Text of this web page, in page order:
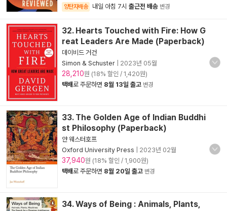
양탄자배송 내일 아침 7시 출근전 배송 변경
32. Hearts Touched with Fire: How G
reat Leaders Are Made (Paperback)
데이비드 거건
Simon & Schuster
2023년 05월
28,210원 (18% 할인 / 1,420원)
택배로 주문하면 8월 13일 출고 변경
33. The Golden Age of Indian Buddhi
st Philosophy (Paperback)
얀 웨스터호프
Oxford University Press
2023년 02월
37,940원 (18% 할인 / 1,900원)
택배로 주문하면 8월 20일 출고 변경
34. Ways of Being : Animals, Plants,